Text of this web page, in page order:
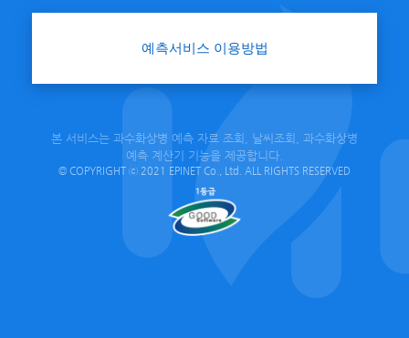
예측서비스 이용방법
본 서비스는 과수화상병 예측 자료 조회, 날씨조회, 과수화상병
예측 계산기 기능을 제공합니다.
© COPYRIGHT ⓒ 2021 EPINET Co., Ltd. ALL RIGHTS RESERVED